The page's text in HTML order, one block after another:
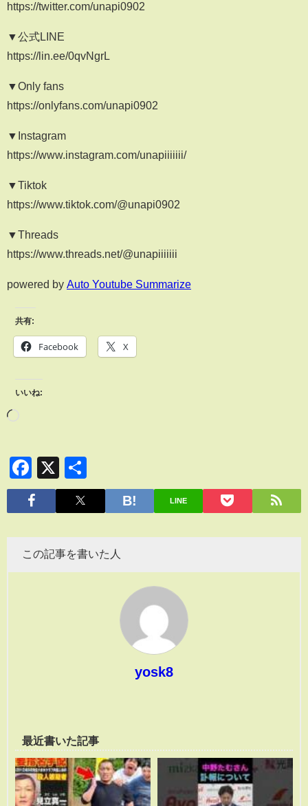
https://twitter.com/unapi0902
▼公式LINE
https://lin.ee/0qvNgrL
▼Only fans
https://onlyfans.com/unapi0902
▼Instagram
https://www.instagram.com/unapiiiiiii/
▼Tiktok
https://www.tiktok.com/@unapi0902
▼Threads
https://www.threads.net/@unapiiiiiii
powered by Auto Youtube Summarize
共有:
Facebook X
いいね:
Facebook
X
有
LINE
この記事を書いた人
yosk8
最近書いた記事